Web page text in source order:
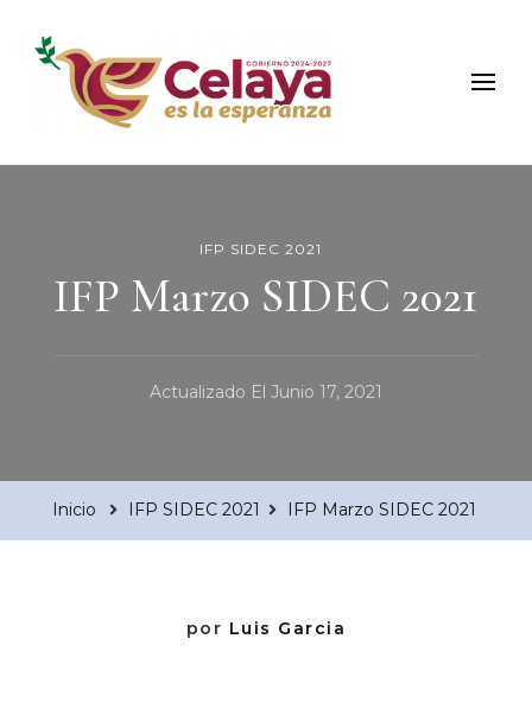
Municipio de Celaya
Portal Oficial del Municipio de Celaya
IFP SIDEC 2021
IFP Marzo SIDEC 2021
Actualizado El Junio 17, 2021
Inicio IFP SIDEC 2021 IFP Marzo SIDEC 2021
por Luis Garcia